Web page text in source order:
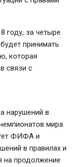
году, за четыре
принимать
которая
связи с
нарушений в
мира
ФИФА и
в правилах и
продолжение